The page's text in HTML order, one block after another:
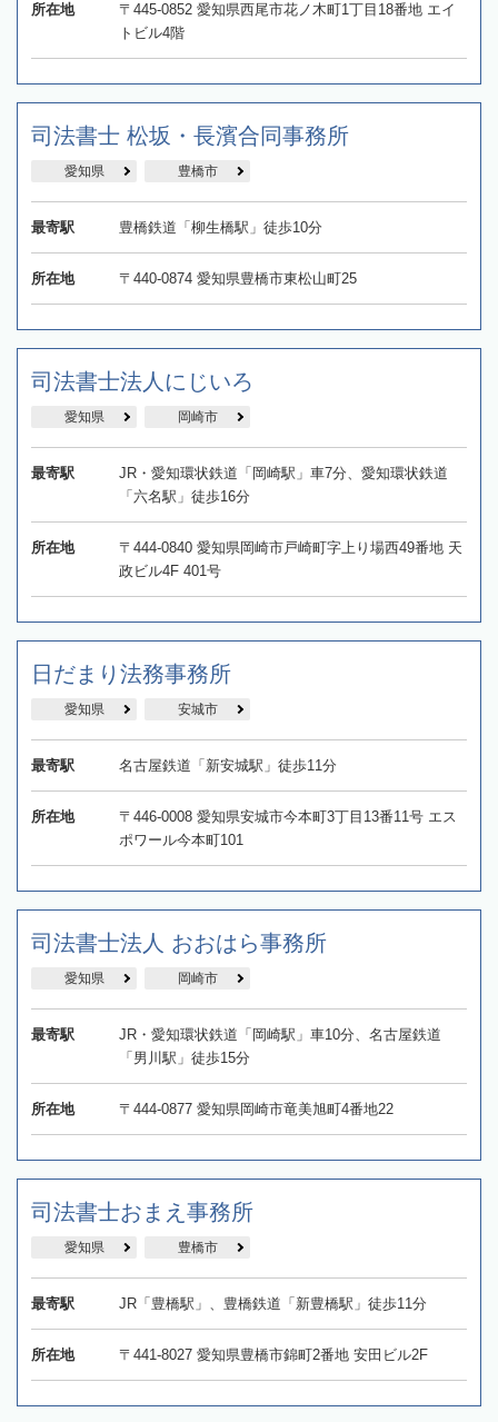
所在地
〒445-0852 愛知県西尾市花ノ木町1丁目18番地 エイ
トビル4階
司法書士 松坂・長濱合同事務所
愛知県 豊橋市
最寄駅 豊橋鉄道「柳生橋駅」徒歩10分
所在地 〒440-0874 愛知県豊橋市東松山町25
司法書士法人にじいろ
愛知県 岡崎市
最寄駅
JR・愛知環状鉄道「岡崎駅」車7分、愛知環状鉄道
「六名駅」徒歩16分
所在地
〒444-0840 愛知県岡崎市戸崎町字上り場西49番地 天
政ビル4F 401号
日だまり法務事務所
愛知県 安城市
最寄駅 名古屋鉄道「新安城駅」徒歩11分
所在地
〒446-0008 愛知県安城市今本町3丁目13番11号 エス
ポワール今本町101
司法書士法人 おおはら事務所
愛知県 岡崎市
最寄駅
JR・愛知環状鉄道「岡崎駅」車10分、名古屋鉄道
「男川駅」徒歩15分
所在地 〒444-0877 愛知県岡崎市竜美旭町4番地22
司法書士おまえ事務所
愛知県 豊橋市
最寄駅 JR「豊橋駅」、豊橋鉄道「新豊橋駅」徒歩11分
所在地 〒441-8027 愛知県豊橋市錦町2番地 安田ビル2F